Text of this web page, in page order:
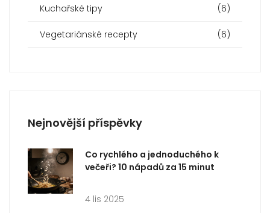
Kuchařské tipy (6)
Vegetariánské recepty (6)
Nejnovější příspěvky
Co rychlého a jednoduchého k
večeři? 10 nápadů za 15 minut
4 lis 2025